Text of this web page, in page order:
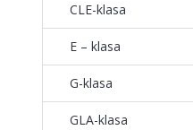
CLE-klasa
E – klasa
G-klasa
GLA-klasa